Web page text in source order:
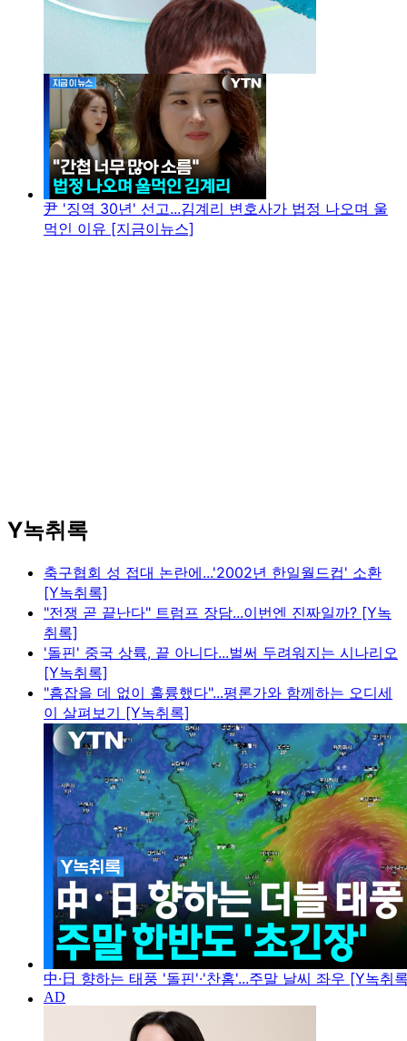
尹 '징역 30년' 선고...김계리 변호사가 법정 나오며 울
먹인 이유 [지금이뉴스]
Y녹취록
축구협회 성 접대 논란에...'2002년 한일월드컵' 소환
[Y녹취록]
"전쟁 곧 끝난다" 트럼프 장담...이번엔 진짜일까? [Y녹
취록]
'돌핀' 중국 상륙, 끝 아니다...벌써 두려워지는 시나리오
[Y녹취록]
"흠잡을 데 없이 훌륭했다"...평론가와 함께하는 오디세
이 살펴보기 [Y녹취록]
中·日 향하는 태풍 '돌핀'·'찬홈'...주말 날씨 좌우 [Y녹취